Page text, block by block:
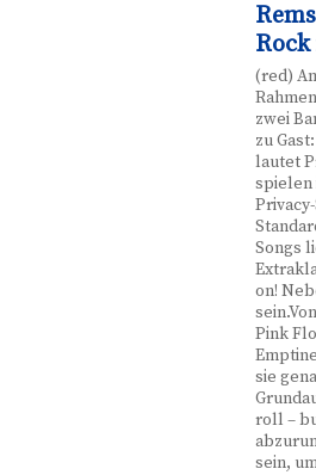
(red)
zwei
zu
lautet
spielen
Songs
on!
Pink
sie
roll –
sein,